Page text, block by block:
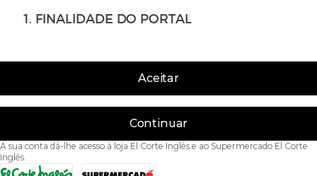
Aceitar
Continuar
A sua conta dá-lhe acesso à loja El Corte Inglés e ao Supermercado El Corte
Inglés.